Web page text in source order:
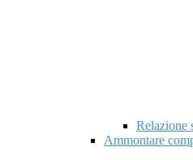
Relazione
Ammontare